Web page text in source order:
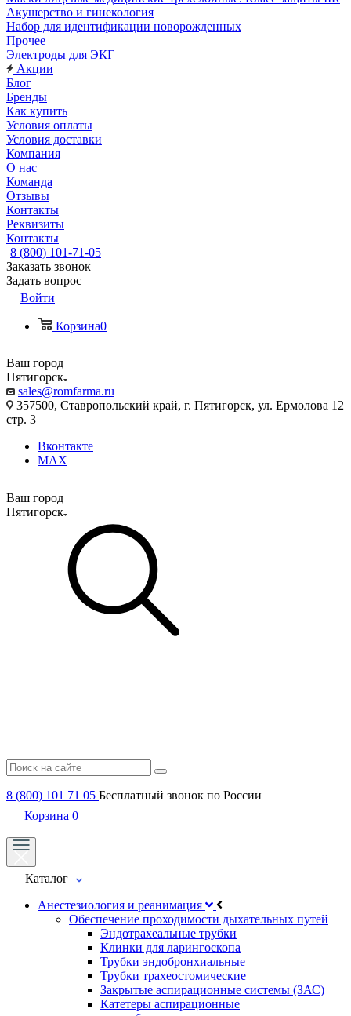
Акушерство и гинекология
Набор для идентификации новорожденных
Прочее
Электроды для ЭКГ
Акции
Блог
Бренды
Как купить
Условия оплаты
Условия доставки
Компания
О нас
Команда
Отзывы
Контакты
Реквизиты
Контакты
8 (800) 101-71-05
Заказать звонок
Задать вопрос
Войти
Корзина0
Ваш город
Пятигорск
sales@romfarma.ru
357500, Ставропольский край, г. Пятигорск, ул. Ермолова 12
стр. 3
Вконтакте
MAX
Ваш город
Пятигорск
8 (800) 101 71 05 Бесплатный звонок по России
Корзина 0
Каталог
Анестезиология и реанимация
Обеспечение проходимости дыхательных путей
Эндотрахеальные трубки
Клинки для ларингоскопа
Трубки эндобронхиальные
Трубки трахеостомические
Закрытые аспирационные системы (ЗАС)
Катетеры аспирационные